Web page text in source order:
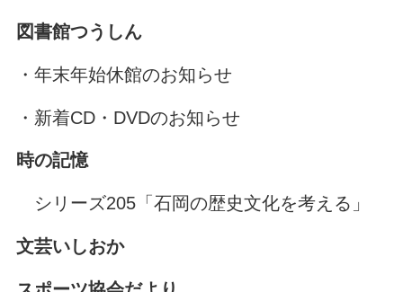
図書館つうしん
・年末年始休館のお知らせ
・新着CD・DVDのお知らせ
時の記憶
シリーズ205「石岡の歴史文化を考える」
文芸いしおか